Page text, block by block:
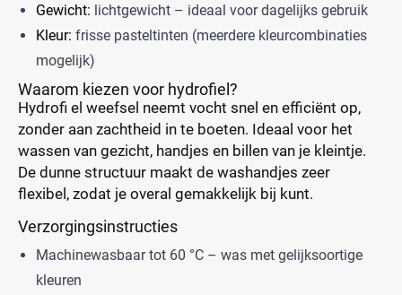
Gewicht: lichtgewicht – ideaal voor dagelijks gebruik
Kleur: frisse pasteltinten (meerdere kleurcombinaties
mogelijk)
Waarom kiezen voor hydrofiel?
Hydrofi el weefsel neemt vocht snel en efficiënt op,
zonder aan zachtheid in te boeten. Ideaal voor het
wassen van gezicht, handjes en billen van je kleintje.
De dunne structuur maakt de washandjes zeer
flexibel, zodat je overal gemakkelijk bij kunt.
Verzorgingsinstructies
Machinewasbaar tot 60 °C – was met gelijksoortige
kleuren